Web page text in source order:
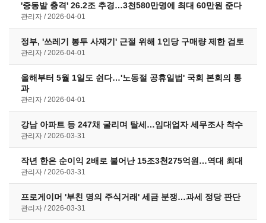
'중동발 충격' 26.2조 추경…3천580만명에 최대 60만원 준다
관리자 2026-04-01
정부, '쓰레기 봉투 사재기' 근절 위해 1인당 구매량 제한 검토
관리자 2026-04-01
올해부터 5월 1일도 쉰다…'노동절 공휴일법' 국회 본회의 통
과
관리자 2026-04-01
강남 아파트 등 247채 굴리며 탈세…임대업자 세무조사 착수
관리자 2026-03-31
작년 한은 순이익 2배로 불어난 15조3천275억원…역대 최대
관리자 2026-03-31
프로게이머 '부친 명의 주식거래' 세금 분쟁…과세 정당 판단
관리자 2026-03-31